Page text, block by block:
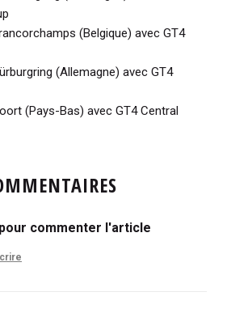
(Belgique) avec GT4
(Allemagne) avec GT4
(Pays-Bas) avec GT4 Central
commenter l'article